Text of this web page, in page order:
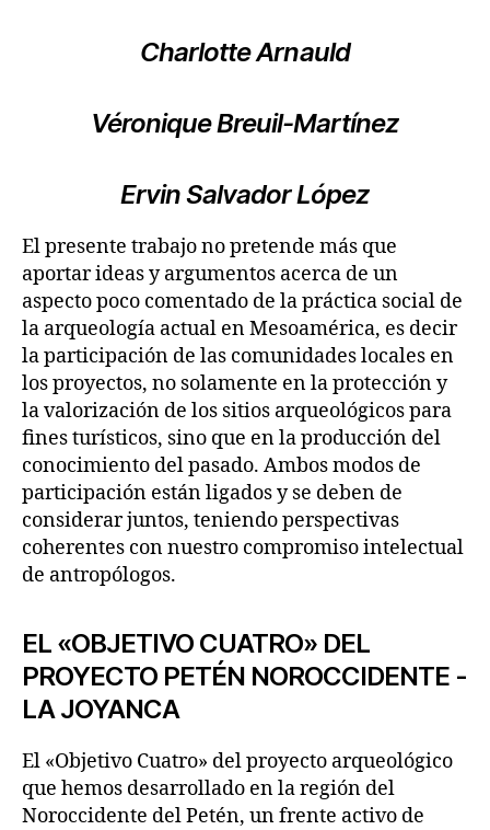
Charlotte Arnauld
Véronique Breuil-Martínez
Ervin Salvador López
El presente trabajo no pretende más que
aportar ideas y argumentos acerca de un
aspecto poco comentado de la práctica social de
la arqueología actual en Mesoamérica, es decir
la participación de las comunidades locales en
los proyectos, no solamente en la protección y
la valorización de los sitios arqueológicos para
fines turísticos, sino que en la producción del
conocimiento del pasado. Ambos modos de
participación están ligados y se deben de
considerar juntos, teniendo perspectivas
coherentes con nuestro compromiso intelectual
de antropólogos.
EL «OBJETIVO CUATRO» DEL
PROYECTO PETÉN NOROCCIDENTE -
LA JOYANCA
El «Objetivo Cuatro» del proyecto arqueológico
que hemos desarrollado en la región del
Noroccidente del Petén, un frente activo de